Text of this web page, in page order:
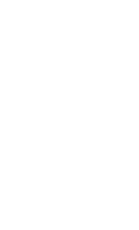
in-One Trimmer